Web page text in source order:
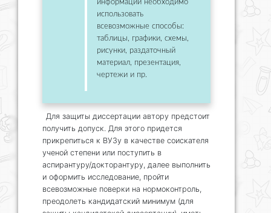
информации необходимо
использовать
всевозможные способы:
таблицы, графики, схемы,
рисунки, раздаточный
материал, презентация,
чертежи и пр.
Для защиты диссертации автору предстоит
получить допуск. Для этого придется
прикрепиться к ВУЗу в качестве соискателя
ученой степени или поступить в
аспирантуру/докторантуру, далее выполнить
и оформить исследование, пройти
всевозможные поверки на нормоконтроль,
преодолеть кандидатский минимум (для